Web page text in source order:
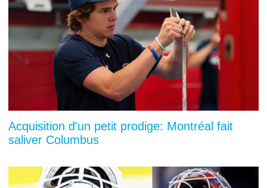
Acquisition d'un petit prodige: Montréal fait
saliver Columbus